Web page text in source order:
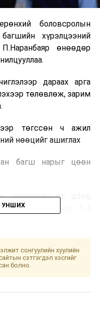
боловсролын
хүрэлцээний
өнөөдөр
дараах арга
төлөвлөж, зарим
төгссөн ч ажил
нөөцийг ашиглах
багш нарыг цөөн
чиглэлээр их, дээд
төгссөн эсвэл 3-4
норм 19 цагт
нарыг хөрвүүлж,
багшаар
УНШИХ
сонгуулийн хуулийн
сэтгэгдэл хэсгийг
болно.